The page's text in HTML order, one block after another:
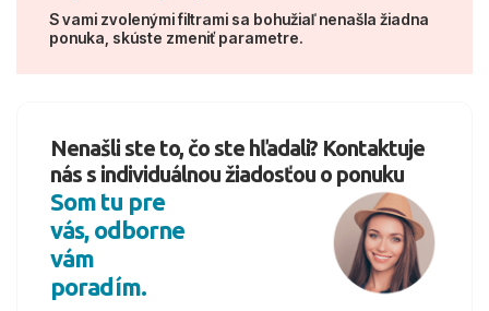
S vami zvolenými filtrami sa bohužiaľ nenašla žiadna
ponuka, skúste zmeniť parametre.
Nenašli ste to, čo ste hľadali? Kontaktuje
nás s individuálnou žiadosťou o ponuku
Som tu pre
vás, odborne
vám
poradím.